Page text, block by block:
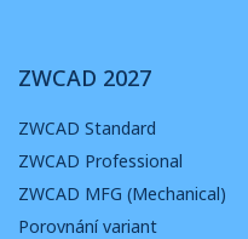
ZWCAD 2027
ZWCAD Standard
ZWCAD Professional
ZWCAD MFG (Mechanical)
Porovnání variant